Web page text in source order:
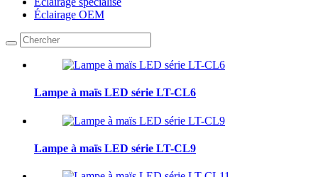
Éclairage OEM
Lampe à maïs LED série LT-CL6
Lampe à maïs LED série LT-CL9